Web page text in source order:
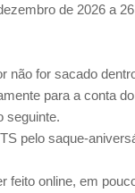
de 2026 a
não for sacado
para a conta
seguinte.
pelo saque-
feito online, em